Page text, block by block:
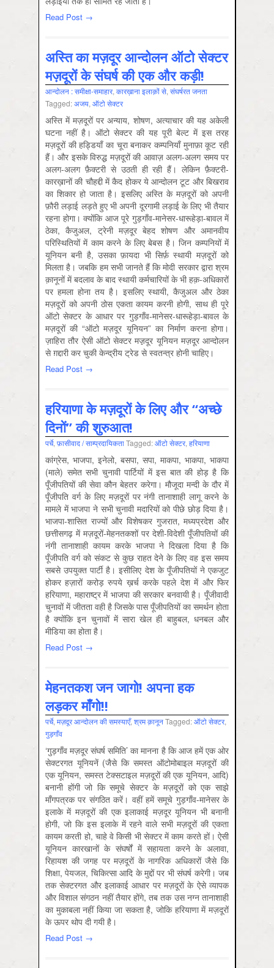
Read Post →
अस्ति का मज़दूर आन्दोलन ऑटो सेक्टर
मज़दूरों के संघर्ष की एक और कड़ी!
आन्‍दोलन : समीक्षा-समाहार, कारख़ाना इलाक़ों से, संघर्षरत जनता
Tagged:अजय, ऑटो सेक्‍टर
अस्ति में मज़दूरों पर अन्याय, शोषण, अत्याचार की यह अकेली
घटना नहीं है। ऑटो सेक्टर की यह पूरी बेल्ट में इस तरह
मज़दूरों की हड्डियाँ का चूरा बनाकर कम्पनियाँ मुनाफ़ा कूट रही
हैं। और इसके विरुद्ध मज़दूरों की आवाज़ अलग-अलग समय पर
अलग-अलग फ़ैक्टरी से उठती ही रही हैं। लेकिन फ़ैक्टरी-
कारख़ानों की चौहद्दी में कैद होकर ये आन्दोलन टूट और बिखराव
का शिकार हो जाता है। इसलिए अस्ति के मज़दूरों को अपनी
फ़ौरी लड़ाई लड़ते हुए भी अपनी दूरगामी लड़ाई के लिए भी तैयार
रहना होगा। क्योंकि आज पूरे गुड़गाँव-मानेसर-धारूहेड़ा-बावल में
ठेका, कैजुअल, ट्रेनी मज़दूर बेहद शोषण और अमानवीय
परिस्थितियों में काम करने के लिए बेबस है। जिन कम्पनियों में
यूनियन बनी है, उसका फ़ायदा भी सिर्फ़ स्थायी मज़दूरों को
मिलता है। जबकि हम सभी जानते हैं कि मोदी सरकार द्वारा श्रम
क़ानूनों में बदलाव के बाद स्थायी कर्मचारियों के भी हक़-अधिकारों
पर हमला होना तय है। इसलिए स्थायी, कैजुअल और ठेका
मज़दूरों को अपनी ठोस एकता कायम करनी होगी, साथ ही पूरे
ऑटो सेक्टर के आधार पर गुड़गाँव-मानेसर-धारूहेड़ा-बावल के
मज़दूरों की “ऑटो मज़दूर यूनियन” का निर्माण करना होगा।
ज़ाहिरा तौर ऐसी ऑटो सेक्टर मज़़दूर यूनियन मज़दूर आन्दोलन
से ग़द्दारी कर चुकी केन्द्रीय ट्रेड से स्वतन्त्र होनी चाहिए।
Read Post →
हरियाणा के मज़दूरों के लिए और “अच्छे
दिनों” की शुरुआत!
पर्चे, फ़ासीवाद / साम्‍प्रदायिकताTagged:ऑटो सेक्‍टर, हरियाणा
कांग्रेस, भाजपा, इनेलो, बसपा, सपा, माकपा, भाकपा, भाकपा
(माले) समेत सभी चुनावी पार्टियों में इस बात की होड़ है कि
पूँजीपतियों की सेवा कौन बेहतर करेगा। मौजूदा मन्दी के दौर में
पूँजीपति वर्ग के लिए मज़दूरों पर नंगी तानाशाही लागू करने के
मामले में भाजपा ने सभी चुनावी मदारियों को पीछे छोड़ दिया है।
भाजपा-शासित राज्यों और विशेषकर गुजरात, मध्यप्रदेश और
छत्तीसगढ़ में मज़दूरों-मेहनतकशों पर देशी-विदेशी पूँजीपतियों की
नंगी तानाशाही कायम करके भाजपा ने दिखला दिया है कि
पूँजीपति वर्ग को संकट से कुछ राहत देने के लिए वह इस समय
सबसे उपयुक्त पार्टी है। इसीलिए देश के पूँजीपतियों ने एकजुट
होकर हज़ारों करोड़ रुपये ख़र्च करके पहले देश में और फिर
हरियाणा, महाराष्ट्र में भाजपा की सरकार बनवायी है। पूँजीवादी
चुनावों में जीतता वही है जिसके पास पूँजीपतियों का समर्थन होता
है क्योंकि इन चुनावों में सारा खेल ही बाहुबल, धनबल और
मीडिया का होता है।
Read Post →
मेहनतकश जन जागो! अपना हक
लड़कर माँगो!!
पर्चे, मज़दूर आन्दोलन की समस्‍याएँ, श्रम क़ानूनTagged:ऑटो सेक्‍टर,
गुड़गाँव
‘गुड़गाँव मज़दूर संघर्ष समिति’ का मानना है कि आज हमें एक ओर
सेक्टरगत यूनियनें (जैसे कि समस्त ऑटोमोबाइल मज़दूरों की
एक यूनियन, समस्त टेक्सटाइल मज़दूरों की एक यूनियन, आदि)
बनानी होंगी जो कि समूचे सेक्टर के मज़दूरों को एक साझे
माँगपत्रक पर संगठित करें। वहीं हमें समूचे गुड़गाँव-मानेसर के
इलाके में मज़दूरों की एक इलाकाई मज़दूर यूनियन भी बनानी
होगी, जो कि इस इलाके में रहने वाले सभी मज़दूरों की एकता
कायम करती हो, चाहे वे किसी भी सेक्टर में काम करते हों। ऐसी
यूनियन कारखानों के संघर्षों में सहायता करने के अलावा,
रिहायश की जगह पर मज़दूरों के नागरिक अधिकारों जैसे कि
शिक्षा, पेयजल, चिकित्सा आदि के मुद्दों पर भी संघर्ष करेगी। जब
तक सेक्टरगत और इलाकाई आधार पर मज़दूरों के ऐसे व्यापक
और विशाल संगठन नहीं तैयार होंगे, तब तक उस नग्न तानाशाही
का मुकाबला नहीं किया जा सकता है, जोकि हरियाणा में मज़दूरों
के ऊपर थोप दी गयी है।
Read Post →